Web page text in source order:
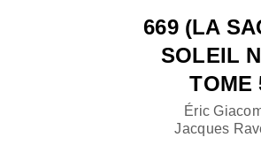
669 (LA
SOLEIL
TOME
Éric
Jacques